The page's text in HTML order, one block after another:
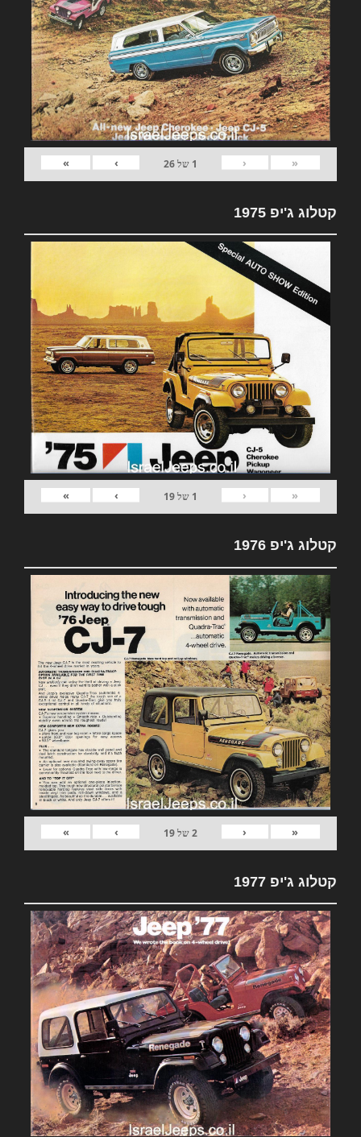
«
‹
1 של26
›
»
קטלוג ג'יפ 1975
«
‹
1 של19
›
»
קטלוג ג'יפ 1976
«
‹
2של19
›
»
קטלוג ג'יפ 1977